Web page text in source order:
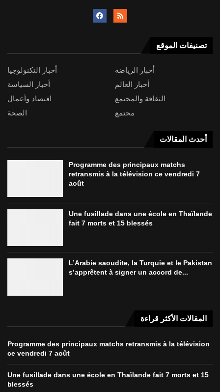
تصنيفات الموقع
أخبار التكنولوجيا
أخبار الرياضة
أخبار السياسة
أخبار العالم
اقتصاد وأعمال
الثقافة والمجتمع
الصحة
مجتمع
أحدث المقالات
Programme des principaux matchs
retransmis à la télévision ce vendredi 7
août
Une fusillade dans une école en Thaïlande
fait 7 morts et 15 blessés
L’Arabie saoudite, la Turquie et le Pakistan
s’apprêtent à signer un accord de...
المقالات الأكثر قراءة
Programme des principaux matchs retransmis à la télévision
ce vendredi 7 août
Une fusillade dans une école en Thaïlande fait 7 morts et 15
blessés